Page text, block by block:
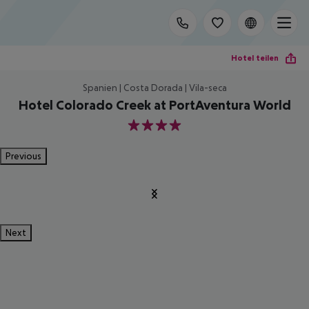
Hotel teilen
Spanien | Costa Dorada | Vila-seca
Hotel Colorado Creek at PortAventura World
4
Previous
Next